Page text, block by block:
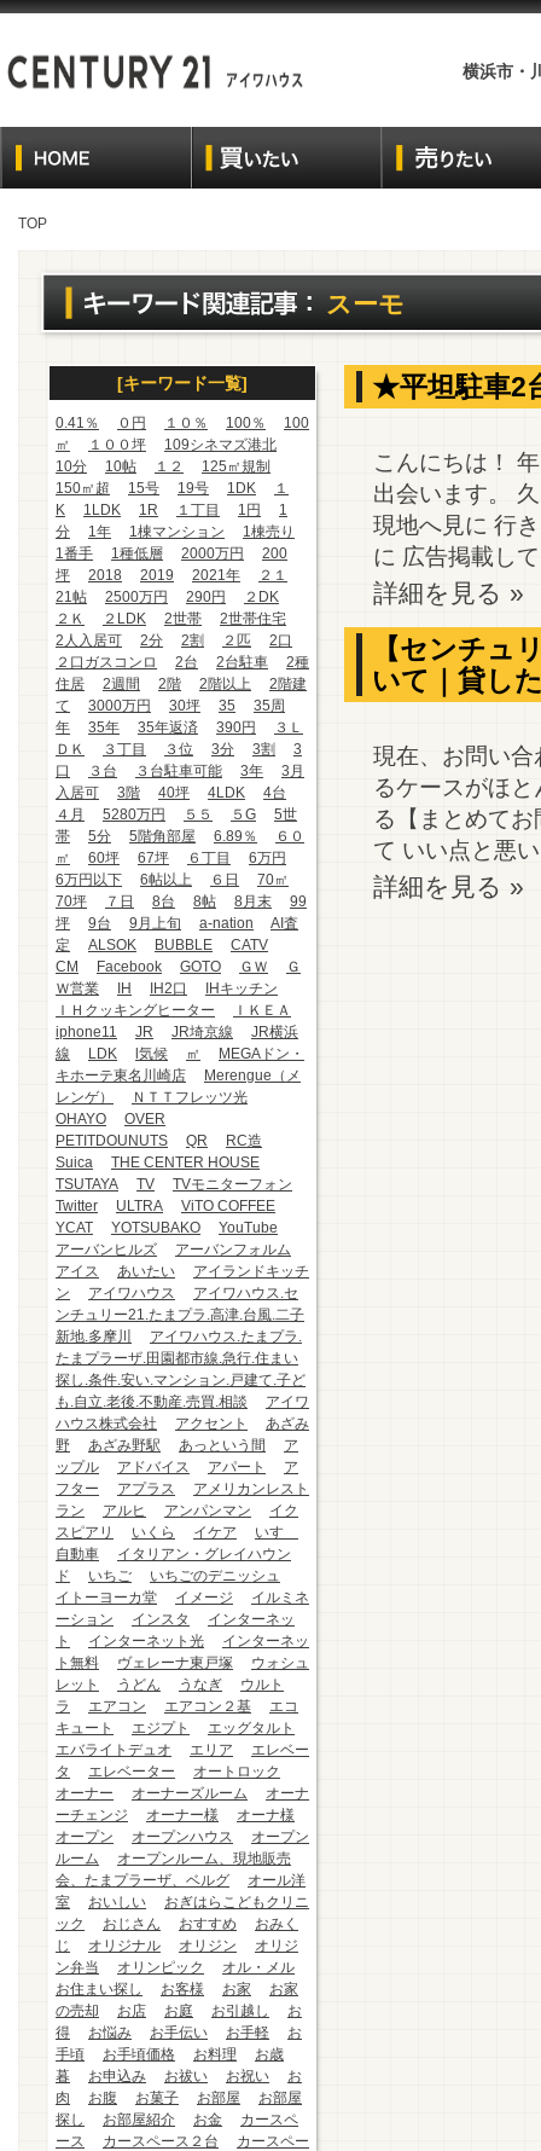
横浜市・
TOP
スーモ
[キーワード一覧]
0.41％ ０円 １０％ 100％
100
㎡
１００坪
109シネマズ港北
10分
10帖 １２
125㎡規制
150㎡超
15号 19号 1DK
１
K
1LDK 1R １丁目 1円
1
分
1年 1棟マンション
1棟売り
1番手
1種低層 2000万円
200
坪
2018 2019 2021年
２１
21帖
2500万円 290円
２DK
２Ｋ
２LDK 2世帯
2世帯住宅
2人入居可
2分 2割 ２匹
2口
２口ガスコンロ
2台 2台駐車
2種
住居
2週間 2階 2階以上
2階建
て
3000万円 30坪 35
35周
年
35年 35年返済 390円
３Ｌ
ＤＫ
３丁目 ３位 3分 3割
3
口
３台 ３台駐車可能 3年
3月
入居可
3階 40坪 4LDK
4台
４月
5280万円 ５５ ５G
5世
帯
5分 5階角部屋 6.89％
６０
㎡
60坪 67坪 ６丁目
6万円
6万円以下
6帖以上 ６日
70㎡
70坪
７日 8台 8帖 8月末
99
坪
9台 9月上旬 a-nation
AI査
定
ALSOK BUBBLE
CATV
CM
Facebook GOTO ＧＷ
Ｇ
Ｗ営業
IH IH2口
IHキッチン
ＩＨクッキングヒーター
ＩＫＥＡ
iphone11
JR JR埼京線
JR横浜
線
LDK l気候 ㎡
MEGAドン・
キホーテ東名川崎店
Merengue（メ
レンゲ）
ＮＴＴフレッツ光
OHAYO
OVER
PETITDOUNUTS
QR
RC造
Suica
THE CENTER HOUSE
TSUTAYA
TV
TVモニターフォン
Twitter
ULTRA
ViTO COFFEE
YCAT
YOTSUBAKO
YouTube
アーバンヒルズ
アーバンフォルム
アイス
あいたい
アイランドキッチ
ン
アイワハウス
アイワハウス.セ
ンチュリー21.たまプラ.高津.台風.二子
新地.多摩川
アイワハウス.たまプラ.
たまプラーザ.田園都市線.急行.住まい
探し.条件.安い.マンション.戸建て.子ど
も.自立.老後.不動産.売買.相談
アイワ
ハウス株式会社
アクセント
あざみ
野
あざみ野駅 あっという間
ア
ップル
アドバイス アパート
ア
フター
アプラス
アメリカンレスト
ラン
アルヒ アンパンマン
イク
スピアリ
いくら イケア
いすゞ
自動車
イタリアン・グレイハウン
ド
いちご
いちごのデニッシュ
イトーヨーカ堂
イメージ
イルミネ
ーション
インスタ
インターネッ
ト
インターネット光
インターネッ
ト無料
ヴェレーナ東戸塚
ウォシュ
レット
うどん うなぎ
ウルト
ラ
エアコン エアコン２基
エコ
キュート
エジプト
エッグタルト
エバライトデュオ
エリア
エレベー
タ
エレベーター
オートロック
オーナー
オーナーズルーム
オーナ
ーチェンジ
オーナー様
オーナ様
オープン
オープンハウス
オープン
ルーム
オープンルーム、現地販売
会、たまプラーザ、ベルグ
オール洋
室
おいしい
おぎはらこどもクリニ
ック
おじさん おすすめ
おみく
じ
オリジナル オリジン
オリジ
ン弁当
オリンピック
オル・メル
お住まい探し
お客様 お家
お家
の売却
お店 お庭 お引越し
お
得
お悩み お手伝い お手軽
お
手頃
お手頃価格 お料理
お歳
暮
お申込み お祓い お祝い
お
肉
お腹 お菓子 お部屋
お部屋
探し
お部屋紹介 お金
カースペ
ース
カースペース２台
カースペー
★平坦駐車2
こんにちは！
出会います。
現地へ見に 行
に 広告掲載し
詳細を見る »
【センチュ
いて｜貸し
現在、お問い
るケースがほ
る【まとめて
て いい点と悪
詳細を見る »